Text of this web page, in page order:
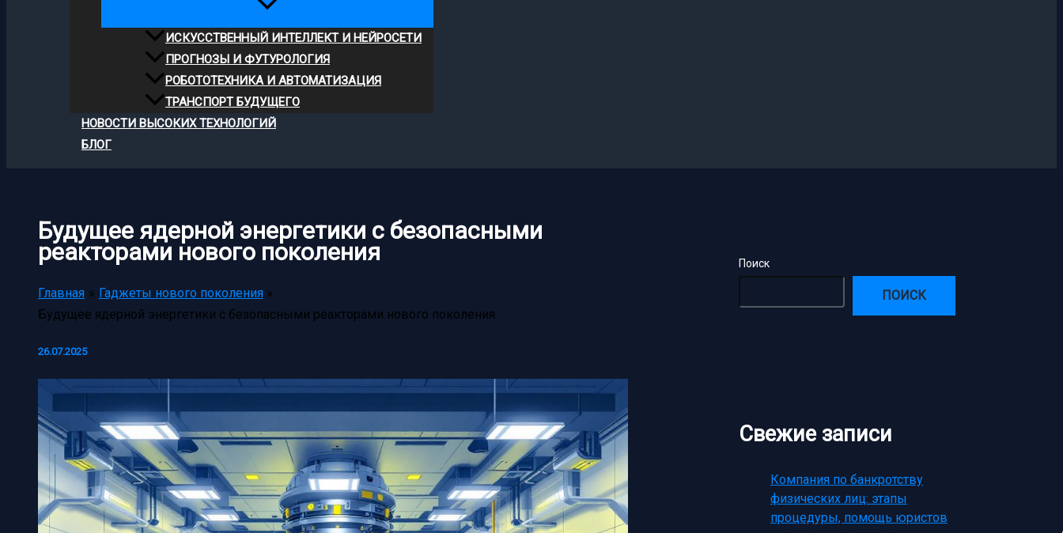
ИСКУССТВЕННЫЙ ИНТЕЛЛЕКТ И НЕЙРОСЕТИ
ПРОГНОЗЫ И ФУТУРОЛОГИЯ
РОБОТОТЕХНИКА И АВТОМАТИЗАЦИЯ
ТРАНСПОРТ БУДУЩЕГО
НОВОСТИ ВЫСОКИХ ТЕХНОЛОГИЙ
БЛОГ
Будущее ядерной энергетики с безопасными
реакторами нового поколения
Главная
Гаджеты нового поколения
Будущее ядерной энергетики с безопасными реакторами нового поколения
26.07.2025
Поиск
ПОИСК
Свежие записи
Компания по банкротству
физических лиц: этапы
процедуры, помощь юристов